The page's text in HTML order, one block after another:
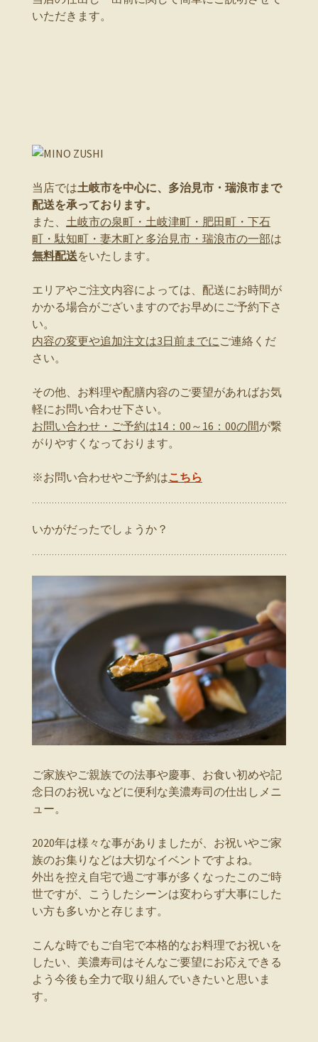
いただきます。
当店では土岐市を中心に、多治見市・瑞浪市まで
配送を承っております。
また、 土岐市の泉町・土岐津町・肥田町・下石
町・駄知町・妻木町と多治見市・瑞浪市の一部は
無料配送をいたします。
エリアやご注文内容によっては、配送にお時間が
かかる場合がございますのでお早めにご予約下さ
い。
内容の変更や追加注文は3日前までにご連絡くだ
さい。
その他、お料理や配膳内容のご要望があればお気
軽にお問い合わせ下さい。
お問い合わせ・ご予約は14：00～16：00の間が繋
がりやすくなっております。
※お問い合わせやご予約はこちら
いかがだったでしょうか？
ご家族やご親族での法事や慶事、お食い初めや記
念日のお祝いなどに便利な美濃寿司の仕出しメニ
ュー。
2020年は様々な事がありましたが、お祝いやご家
族のお集りなどは大切なイベントですよね。
外出を控え自宅で過ごす事が多くなったこのご時
世ですが、こうしたシーンは変わらず大事にした
い方も多いかと存じます。
こんな時でもご自宅で本格的なお料理でお祝いを
したい、美濃寿司はそんなご要望にお応えできる
よう今後も全力で取り組んでいきたいと思いま
す。